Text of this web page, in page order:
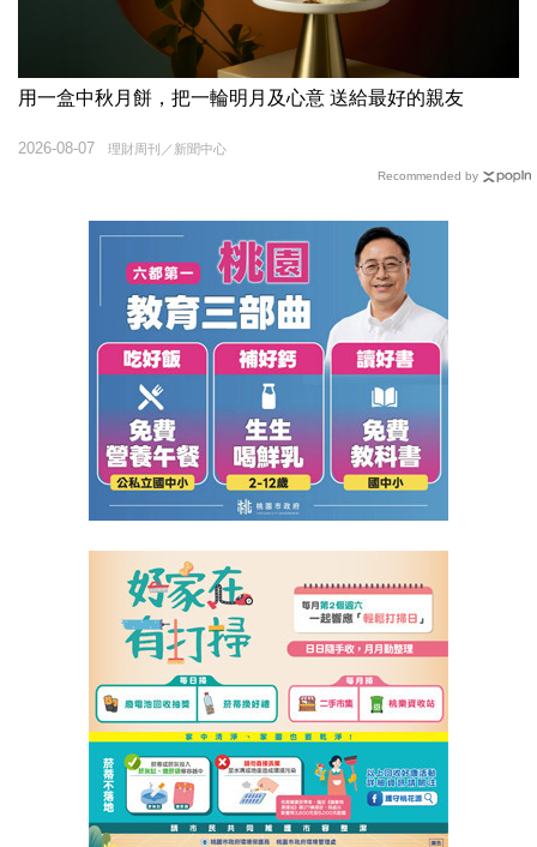
用一盒中秋月餅，把一輪明月及心意 送給最好的親友
理財周刊／新聞中心
2026-08-07
Recommended by